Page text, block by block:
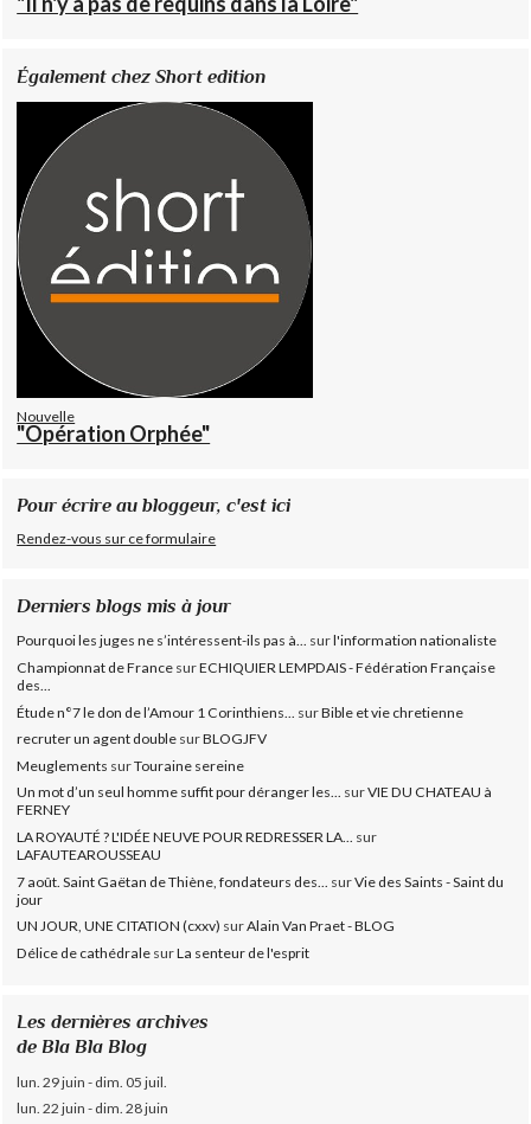
Également chez Short edition
Nouvelle
"Opération Orphée"
Pour écrire au bloggeur, c'est ici
Rendez-vous sur ce formulaire
Derniers blogs mis à jour
Pourquoi les juges ne s’intéressent-ils pas à... surl'information nationaliste
Championnat de France surECHIQUIER LEMPDAIS - Fédération Française
des...
Étude n°7 le don de l’Amour 1 Corinthiens...
surBible et vie chretienne
recruter un agent double surBLOGJFV
Meuglements surTouraine sereine
Un mot d’un seul homme suffit pour déranger les... surVIE DU CHATEAU à
FERNEY
LA ROYAUTÉ ? L'IDÉE NEUVE POUR REDRESSER LA... sur
LAFAUTEAROUSSEAU
7 août. Saint Gaëtan de Thiène, fondateurs des...
surVie des Saints - Saint du
jour
UN JOUR, UNE CITATION (cxxv) surAlain Van Praet - BLOG
Délice de cathédrale surLa senteur de l'esprit
Les dernières archives
de Bla Bla Blog
lun. 29 juin - dim. 05 juil.
lun. 22 juin - dim. 28 juin